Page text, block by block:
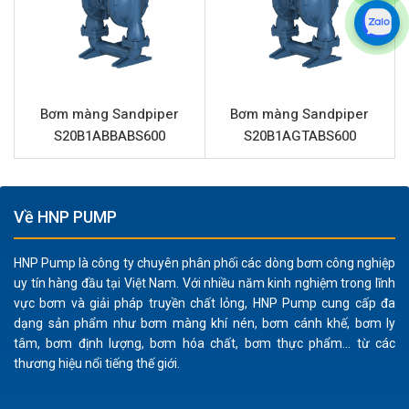
năng chống lại sự ăn mòn từ nhiều loại hóa chất
mạnh, dung môi và axit.
Cấu trúc bền bỉ:Thân bơm và phần trung tâm bằng
hành lâu dài trong các điều kiện làm việc khắc nghiệt.
Xử lý chất rắn hiệu quả:
Khả năng bơm chất lỏng
chứa hạt rắn lên đến 6 mm mà không gây tắc nghẽn,
lý tưởng cho các ứng dụng có cặn hoặc tạp chất.
An toàn vận hành:
phớt cơ khí, giảm thiểu rủi ro rò rỉ, an toàn khi bơm
các chất lỏng dễ cháy nổ hoặc độc hại.
Lưu lượng và áp lực ổn định:Cung cấp lưu lượng tối
đa 170 lít/phút và áp lực 8.6 bar, đảm bảo hiệu suất
bơm ổn định và liên tục.
Bảo trì dễ dàng:Thiết kế đơn giản giúp việc tháo lắp
Bơm màng Sandpiper
S20B1ABBABS600
Bơm màng Sandpiper
S20B1AGTABS600
Về HNP PUMP
HNP Pump là công ty chuyên phân phối các dòng bơm công nghiệp
uy tín hàng đầu tại Việt Nam. Với nhiều năm kinh nghiệm trong lĩnh
vực bơm và giải pháp truyền chất lỏng, HNP Pump cung cấp đa
dạng sản phẩm như bơm màng khí nén, bơm cánh khế, bơm ly
tâm, bơm định lượng, bơm hóa chất, bơm thực phẩm... từ các
thương hiệu nổi tiếng thế giới.